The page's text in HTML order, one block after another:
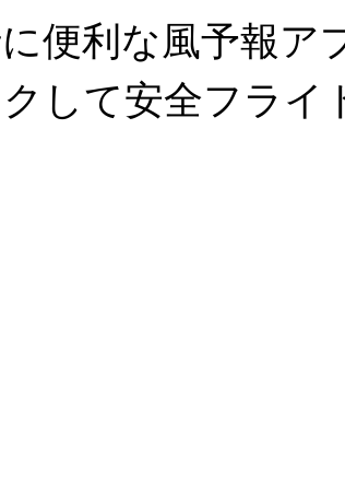
便利な風予報ア
して安全フライ